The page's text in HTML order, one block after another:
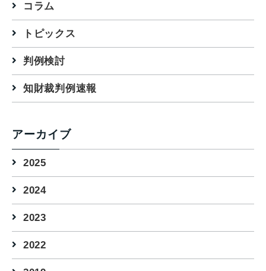
コラム
トピックス
判例検討
知財裁判例速報
アーカイブ
2025
2024
2023
2022